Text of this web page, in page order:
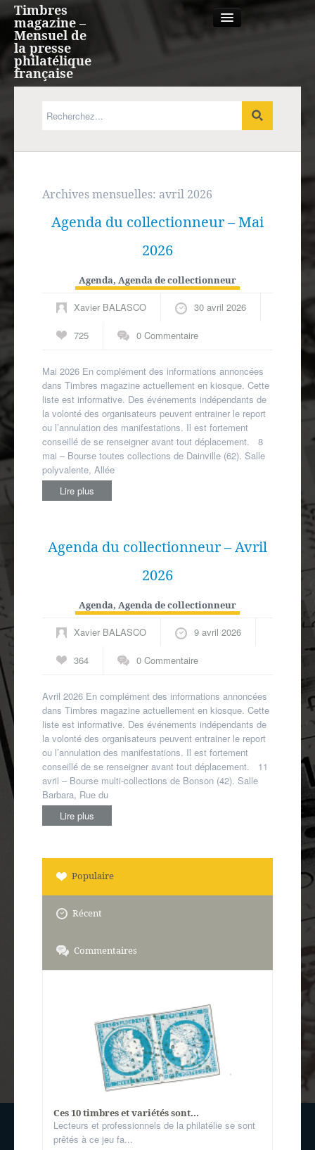
Timbres
magazine –
Mensuel de
la presse
philatélique
française
Expression française
Europe
Autres spécialités
Archives mensuelles: avril 2026
Agenda du collectionneur – Mai
2026
Agenda, Agenda de collectionneur
Xavier BALASCO 30 avril 2026
725 0 Commentaire
Mai 2026 En complément des informations annoncées
dans Timbres magazine actuellement en kiosque. Cette
liste est informative. Des événements indépendants de
la volonté des organisateurs peuvent entrainer le report
ou l’annulation des manifestations. Il est fortement
conseillé de se renseigner avant tout déplacement. 8
mai – Bourse toutes collections de Dainville (62). Salle
polyvalente, Allée
Lire plus
Agenda du collectionneur – Avril
2026
Agenda, Agenda de collectionneur
Xavier BALASCO 9 avril 2026
364 0 Commentaire
Avril 2026 En complément des informations annoncées
dans Timbres magazine actuellement en kiosque. Cette
liste est informative. Des événements indépendants de
la volonté des organisateurs peuvent entrainer le report
ou l’annulation des manifestations. Il est fortement
conseillé de se renseigner avant tout déplacement. 11
avril – Bourse multi-collections de Bonson (42). Salle
Barbara, Rue du
Lire plus
Populaire
Récent
Commentaires
Ces 10 timbres et variétés sont...
Lecteurs et professionnels de la philatélie se sont
prêtés à ce jeu fa...